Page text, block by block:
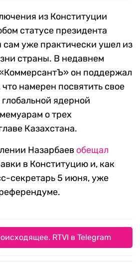
из Конституции
статусе президента
сам уже практически ушел из
страны. В недавнем
«КоммерсантЪ» он поддержал
намерен посвятить свое
ядерной
о трех
Казахстана.
Назарбаев обещал
в Конституцию и, как
секретарь 5 июня, уже
RTVI в Telegram